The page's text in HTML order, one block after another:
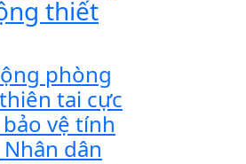
thiết
phòng
tai cực
vệ tính
dân